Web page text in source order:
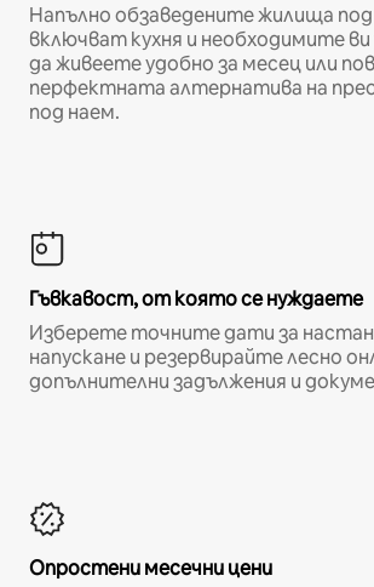
Напълно обзаведените жилища
включват кухня и необходимите
да живеете удобно за месец или
перфектната алтернатива на
под наем.
Гъвкавост, от която се нуждаете
Изберете точните дати за
напускане и резервирайте лесно
допълнителни задължения и
Опростени месечни цени